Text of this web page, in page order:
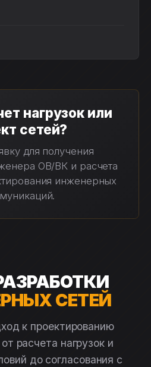
нагрузок или
сетей?
для получения
ОВ/ВК и расчета
инженерных
СЕТЕЙ
к проектированию
расчета нагрузок и
до согласования с